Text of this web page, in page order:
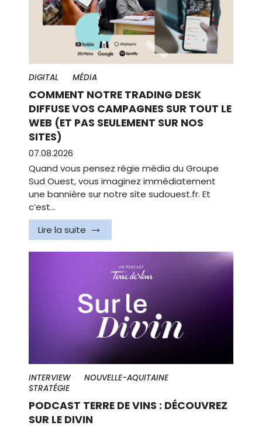
DIGITAL MÉDIA
COMMENT NOTRE TRADING DESK
DIFFUSE VOS CAMPAGNES SUR TOUT LE
WEB (ET PAS SEULEMENT SUR NOS
SITES)
07.08.2026
Quand vous pensez régie média du Groupe
Sud Ouest, vous imaginez immédiatement
une bannière sur notre site sudouest.fr. Et
c’est…
Lire la suite
INTERVIEW
NOUVELLE-AQUITAINE
STRATÉGIE
PODCAST TERRE DE VINS : DÉCOUVREZ
SUR LE DIVIN